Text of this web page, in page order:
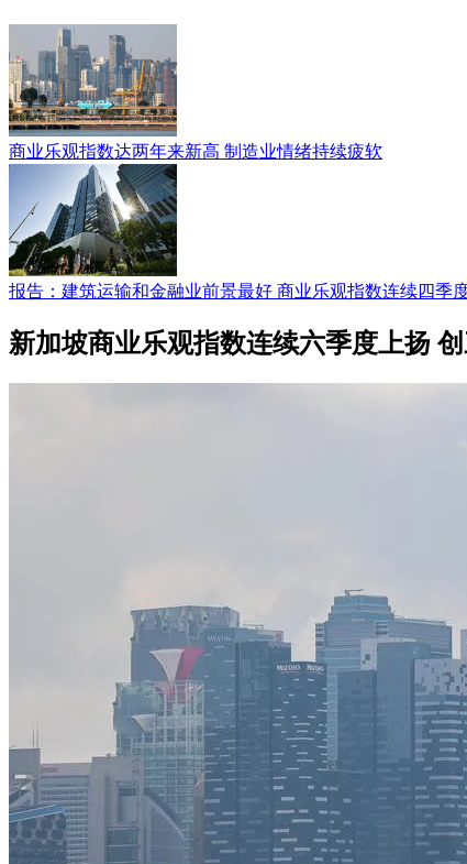
商业乐观指数达两年来新高 制造业情绪持续疲软
报告：建筑运输和金融业前景最好 商业乐观指数连续四季
新加坡商业乐观指数连续六季度上扬